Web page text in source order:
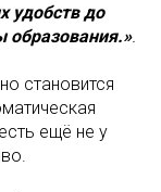
удобств до
образования.».
становится
ещё не у